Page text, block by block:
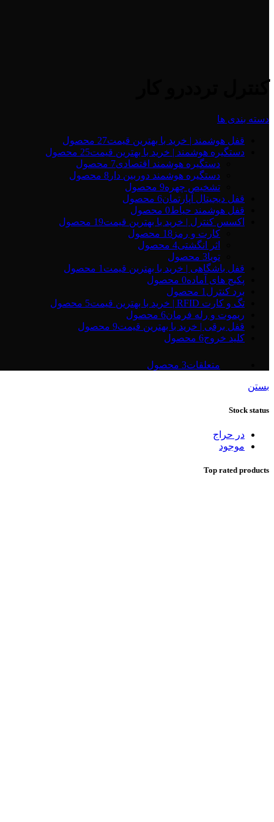
دسته بندی ها
قفل هوشمند | خرید با بهترین قیمت27 محصول
دستگیره هوشمند | خرید با بهترین قیمت25 محصول
دستگیره هوشمند اقتصادی7 محصول
دستگیره هوشمند دوربین دار 8 محصول
تشخیص چهره9 محصول
قفل دیجیتال آپارتمان6 محصول
قفل هوشمند حیاط0 محصول
اکسس کنترل | خرید با بهترین قیمت19 محصول
کارت و رمز 18 محصول
اثر انگشتی4 محصول
تویا3 محصول
قفل باشگاهی | خرید با بهترین قیمت 1 محصول
پکیج های آماده0 محصول
برد کنترل 1 محصول
تگ و کارت RFID | خرید با بهترین قیمت
5 محصول
ریموت و رله فرمان6 محصول
قفل برقی | خرید با بهترین قیمت9 محصول
کلید خروج6 محصول
متعلقات3 محصول
بستن
Stock status
در حراج
موجود
Top rated products